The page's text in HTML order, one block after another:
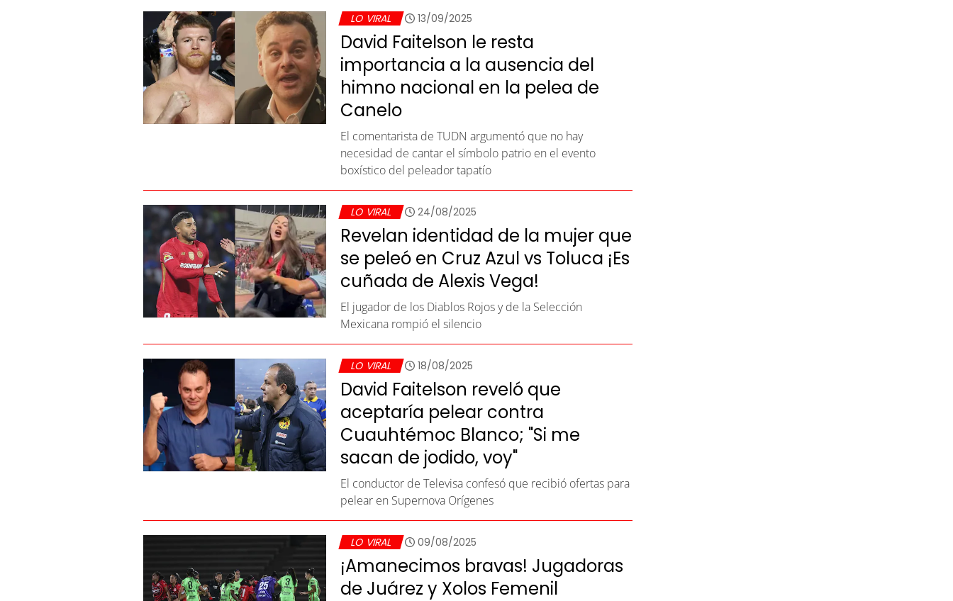
LO VIRAL 13/09/2025
David Faitelson le resta
importancia a la ausencia del
himno nacional en la pelea de
Canelo
El comentarista de TUDN argumentó que no hay
necesidad de cantar el símbolo patrio en el evento
boxístico del peleador tapatío
LO VIRAL 24/08/2025
Revelan identidad de la mujer que
se peleó en Cruz Azul vs Toluca ¡Es
cuñada de Alexis Vega!
El jugador de los Diablos Rojos y de la Selección
Mexicana rompió el silencio
LO VIRAL 18/08/2025
David Faitelson reveló que
aceptaría pelear contra
Cuauhtémoc Blanco; "Si me
sacan de jodido, voy"
El conductor de Televisa confesó que recibió ofertas para
pelear en Supernova Orígenes
LO VIRAL 09/08/2025
¡Amanecimos bravas! Jugadoras
de Juárez y Xolos Femenil